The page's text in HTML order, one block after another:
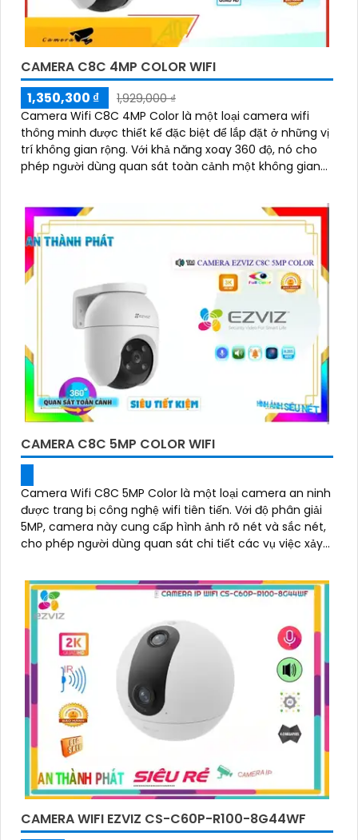
CAMERA C8C 4MP COLOR WIFI
1,350,300 ₫
1,929,000 ₫
Camera Wifi C8C 4MP Color là một loại camera wifi
thông minh được thiết kế đặc biệt để lắp đặt ở những vị
trí không gian rộng. Với khả năng xoay 360 độ, nó cho
phép người dùng quan sát toàn cảnh một không gian
CAMERA C8C 5MP COLOR WIFI
Camera Wifi C8C 5MP Color là một loại camera an ninh
được trang bị công nghệ wifi tiên tiến. Với độ phân giải
5MP, camera này cung cấp hình ảnh rõ nét và sắc nét,
cho phép người dùng quan sát chi tiết các vụ việc xảy
CAMERA WIFI EZVIZ CS-C60P-R100-8G44WF